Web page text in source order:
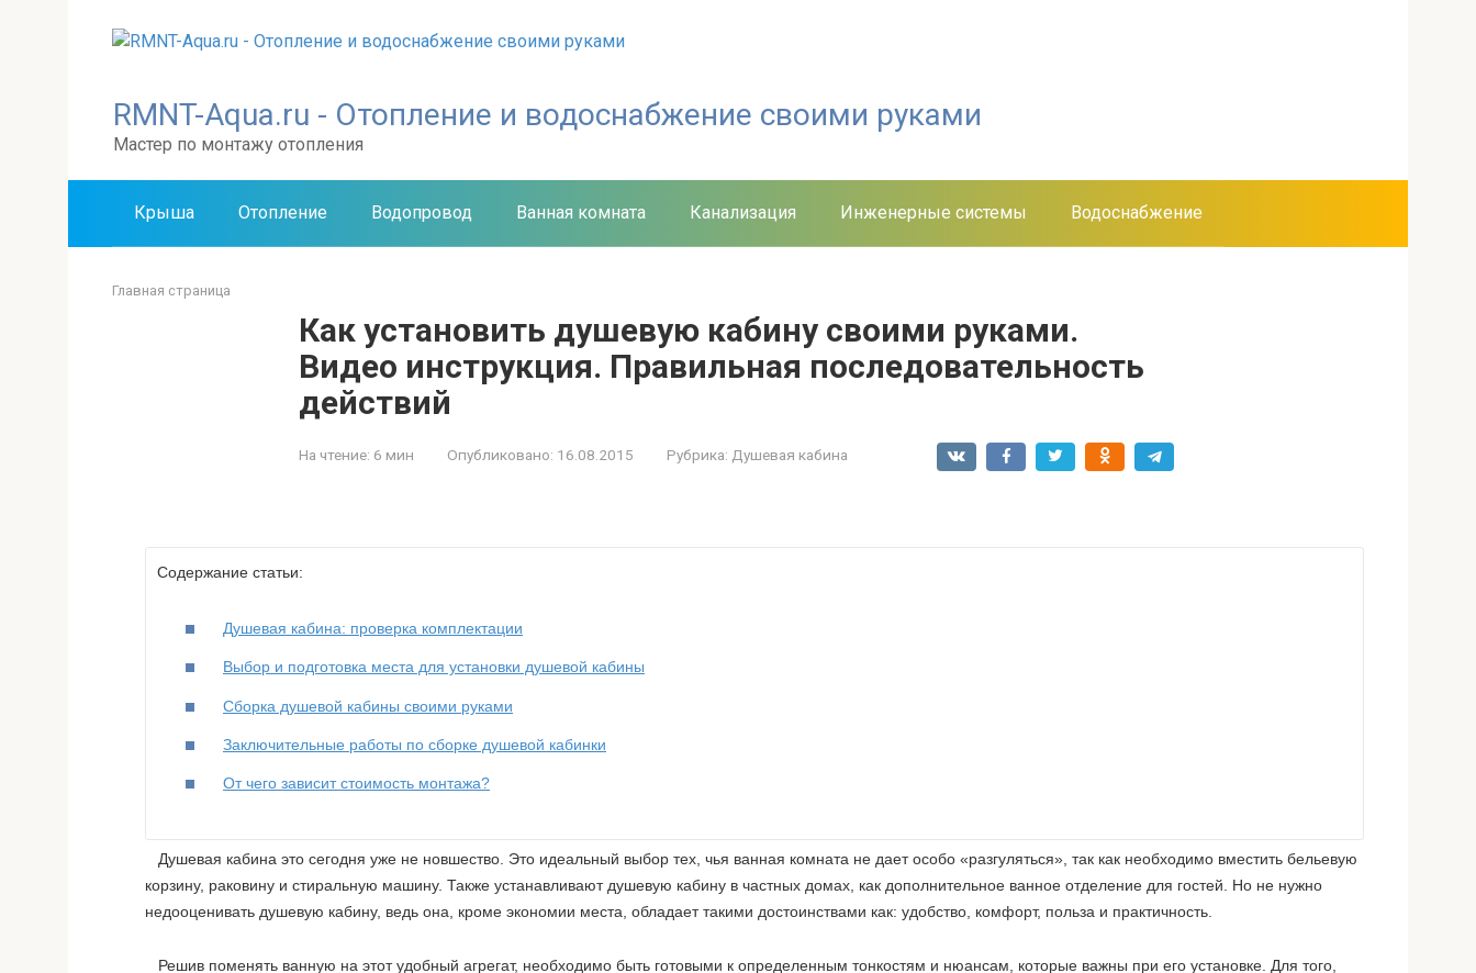
RMNT-Aqua.ru - Отопление и водоснабжение своими руками
Мастер по монтажу отопления
Крыша Отопление Водопровод Ванная комната Канализация Инженерные системы Водоснабжение
Главная страница
Как установить душевую кабину своими руками.
Видео инструкция. Правильная последовательность
действий
На чтение: 6 мин Опубликовано: 16.08.2015 Рубрика: Душевая кабина
Содержание статьи:
Душевая кабина: проверка комплектации
Выбор и подготовка места для установки душевой кабины
Сборка душевой кабины своими руками
Заключительные работы по сборке душевой кабинки
От чего зависит стоимость монтажа?
Душевая кабина это сегодня уже не новшество. Это идеальный выбор тех, чья ванная комната не дает особо «разгуляться», так как необходимо вместить бельевую
корзину, раковину и стиральную машину. Также устанавливают душевую кабину в частных домах, как дополнительное ванное отделение для гостей. Но не нужно
недооценивать душевую кабину, ведь она, кроме экономии места, обладает такими достоинствами как: удобство, комфорт, польза и практичность.
Решив поменять ванную на этот удобный агрегат, необходимо быть готовыми к определенным тонкостям и нюансам, которые важны при его установке. Для того,